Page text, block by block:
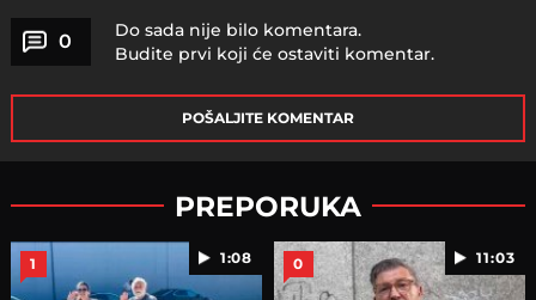
0
Do sada nije bilo komentara.
Budite prvi koji će ostaviti komentar.
POŠALJITE KOMENTAR
PREPORUKA
1:08
1 11:03
0